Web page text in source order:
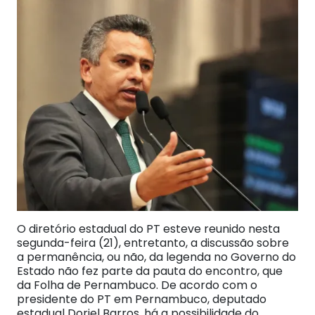
O diretório estadual do PT esteve reunido nesta
segunda-feira (21), entretanto, a discussão sobre
a permanência, ou não, da legenda no Governo do
Estado não fez parte da pauta do encontro, que
da Folha de Pernambuco. De acordo com o
presidente do PT em Pernambuco, deputado